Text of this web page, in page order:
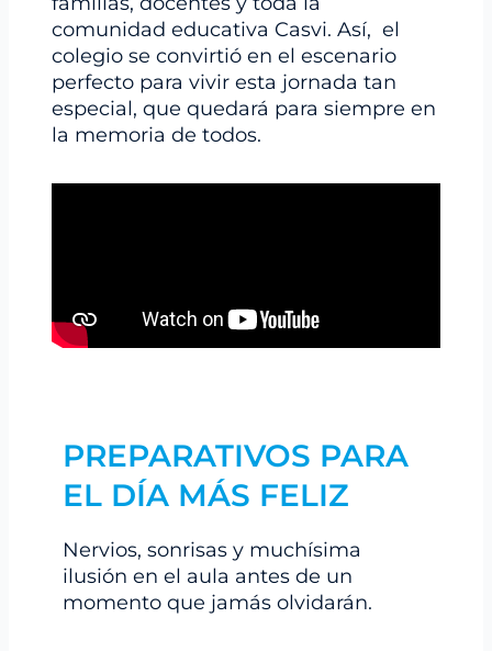
comunidad educativa Casvi. Así, el
colegio se convirtió en el escenario
perfecto para vivir esta jornada tan
especial, que quedará para siempre en
la memoria de todos.
PREPARATIVOS PARA
EL DÍA MÁS FELIZ
Nervios, sonrisas y muchísima
ilusión en el aula antes de un
momento que jamás olvidarán.